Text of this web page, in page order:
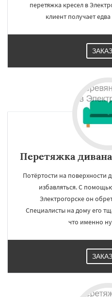
перетяжка кресел в
клиент получает
Перетяжка
Потёртости на поверхности
избавляться. С
Электрогорске он
Специалисты на дому его
что именно